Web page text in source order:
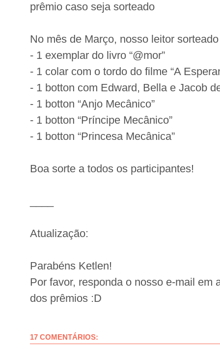
prêmio caso seja sorteado
No mês de Março, nosso leitor
- 1 exemplar do livro “@mor”
- 1 colar com o tordo do filme “A
- 1 botton com Edward, Bella e Jacob
- 1 botton “Anjo Mecânico”
- 1 botton “Príncipe Mecânico”
- 1 botton “Princesa Mecânica”
Boa sorte a todos os participantes!
Atualização:
Parabéns Ketlen!
Por favor, responda o nosso e-mail em
dos prêmios :D
17 COMENTÁRIOS: